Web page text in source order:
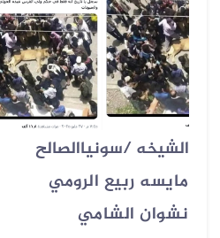
الشيخه /سونياالصالح
مايسه ربيع الرومي
نشوان الشامي